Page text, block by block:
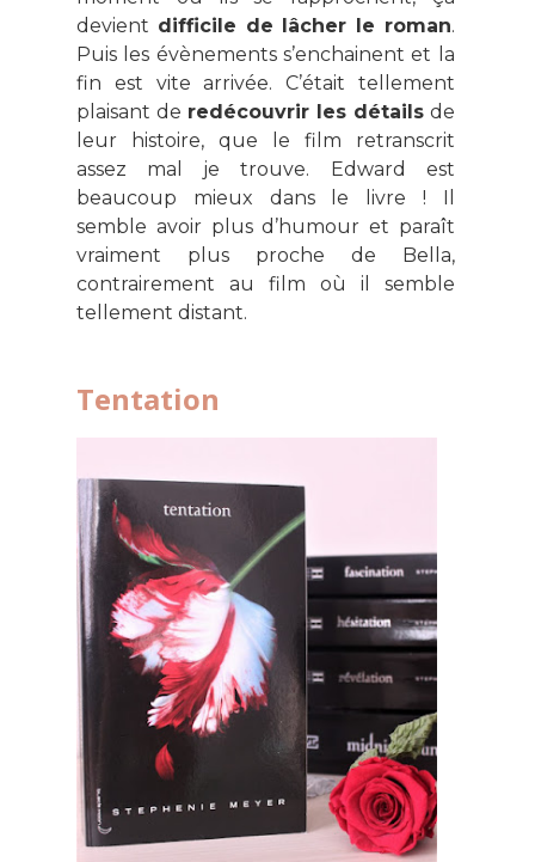
devient difficile de lâcher le roman.
Puis les évènements s’enchainent et la
fin est vite arrivée. C’était tellement
plaisant de redécouvrir les détailsde
leur histoire, que le film retranscrit
assez mal je trouve. Edward est
beaucoup mieux dans le livre ! Il
semble avoir plus d’humour et paraît
vraiment plus proche de Bella,
contrairement au film où il semble
tellement distant.
Tentation